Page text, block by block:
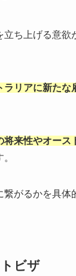
ち上げる意欲
ラリアに新たな
将来性やオース
がるかを具体
ビザ